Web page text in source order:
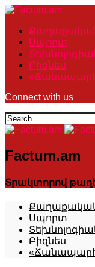
Սպորտ
Բիզնես
Connect with us
Factum.am
Տրակտորով
Սպորտ
Բիզնես